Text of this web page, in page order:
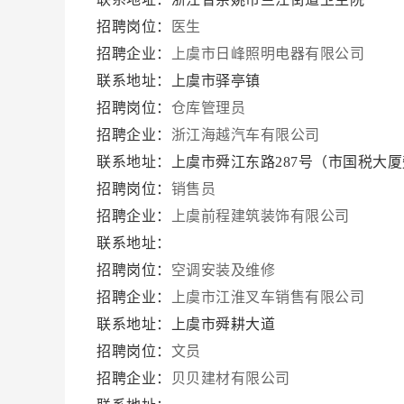
招聘岗位：
医生
招聘企业：
上虞市日峰照明电器有限公司
联系地址：上虞市驿亭镇
招聘岗位： 仓库管理员
招聘企业： 浙江海越汽车有限公司
联系地址：上虞市舜江东路287号（市国税大
招聘岗位： 销售员
招聘企业：
上虞前程建筑装饰有限公司
联系地址：
招聘岗位： 空调安装及维修
招聘企业：
上虞市江淮叉车销售有限公司
联系地址：上虞市舜耕大道
招聘岗位： 文员
招聘企业：
贝贝建材有限公司